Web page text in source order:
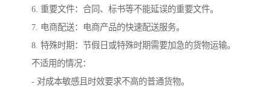
6. 重要文件：合同、标书等不能延误的重要文件。
7. 电商配送：电商产品的快速配送服务。
8. 特殊时期：节假日或特殊时期需要加急的货物运输。
不适用的情况：
- 对成本敏感且时效要求不高的普通货物。